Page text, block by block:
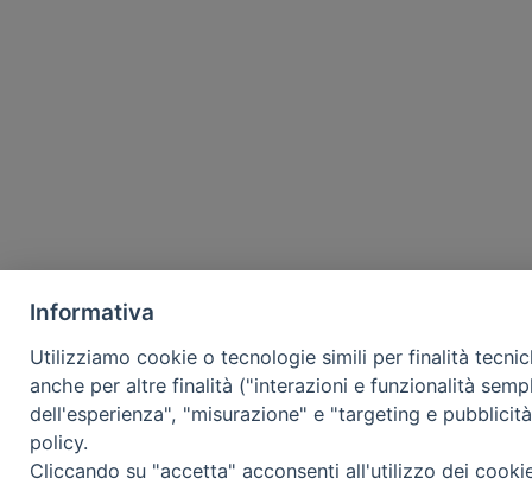
Informativa
Utilizziamo cookie o tecnologie simili per finalità
anche per altre finalità ("interazioni e funzionalità
dell'esperienza", "misurazione" e "targeting e
policy.
Cliccando su "accetta" acconsenti all'utilizzo dei